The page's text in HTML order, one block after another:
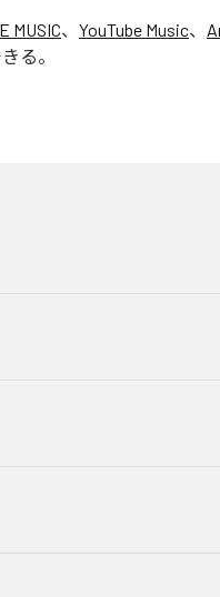
MUSIC、 YouTube Music、
る。